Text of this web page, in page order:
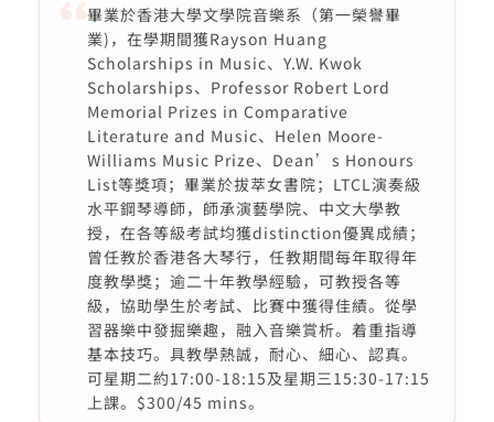
畢業於香港大學文學院音樂系（第一榮譽畢
業)，在學期間獲Rayson Huang
Scholarships in Music、Y.W. Kwok
Scholarships、Professor Robert Lord
Memorial Prizes in Comparative
Literature and Music、Helen Moore-
Williams Music Prize、Dean’s Honours
List等獎項；畢業於拔萃女書院；LTCL演奏級
水平鋼琴導師，師承演藝學院、中文大學教
授，在各等級考試均獲distinction優異成績；
曾任教於香港各大琴行，任教期間每年取得年
度教學獎；逾二十年教學經驗，可教授各等
級，協助學生於考試、比賽中獲得佳績。從學
習器樂中發掘樂趣，融入音樂賞析。着重指導
基本技巧。具教學熱誠，耐心、細心、認真。
可星期二約17:00-18:15及星期三15:30-17:15
上課。$300/45 mins。